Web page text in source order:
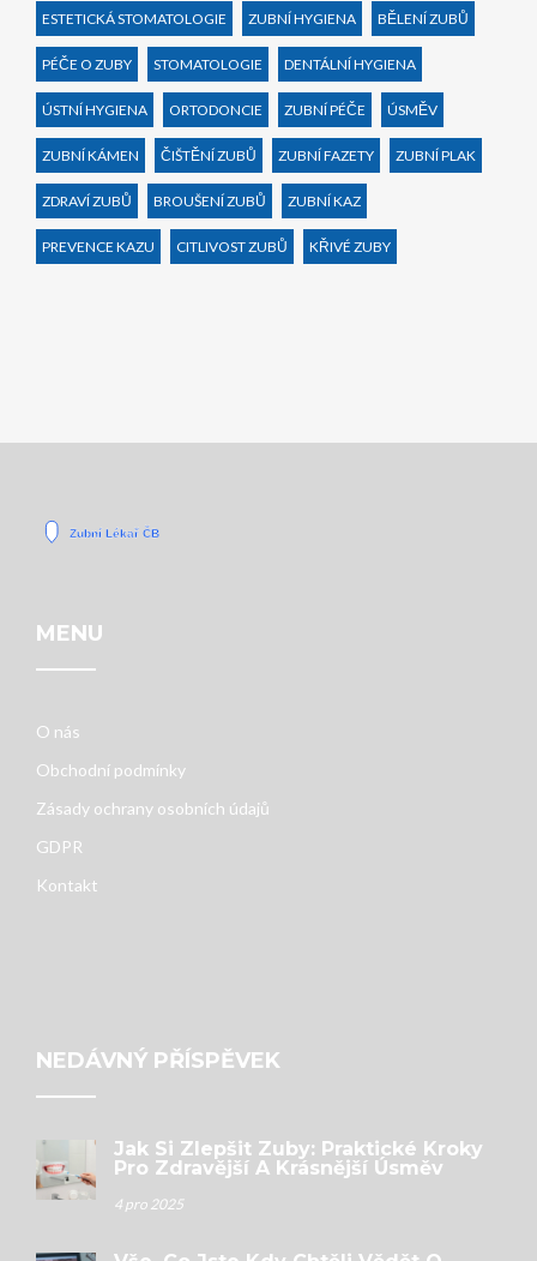
ESTETICKÁ STOMATOLOGIE ZUBNÍ HYGIENA BĚLENÍ ZUBŮ
PÉČE O ZUBY STOMATOLOGIE DENTÁLNÍ HYGIENA
ÚSTNÍ HYGIENA ORTODONCIE ZUBNÍ PÉČE ÚSMĚV
ZUBNÍ KÁMEN ČIŠTĚNÍ ZUBŮ ZUBNÍ FAZETY ZUBNÍ PLAK
ZDRAVÍ ZUBŮ BROUŠENÍ ZUBŮ ZUBNÍ KAZ
PREVENCE KAZU CITLIVOST ZUBŮ KŘIVÉ ZUBY
MENU
O nás
Obchodní podmínky
Zásady ochrany osobních údajů
GDPR
Kontakt
NEDÁVNÝ PŘÍSPĚVEK
Jak Si Zlepšit Zuby: Praktické Kroky
Pro Zdravější A Krásnější Úsměv
4 pro 2025